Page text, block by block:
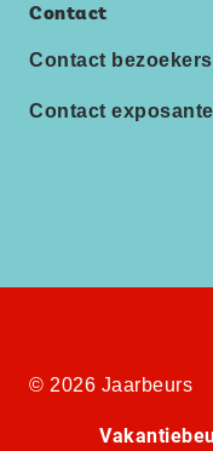
Contact
Contact bezoekers
Contact
© 2026 Jaarbeurs